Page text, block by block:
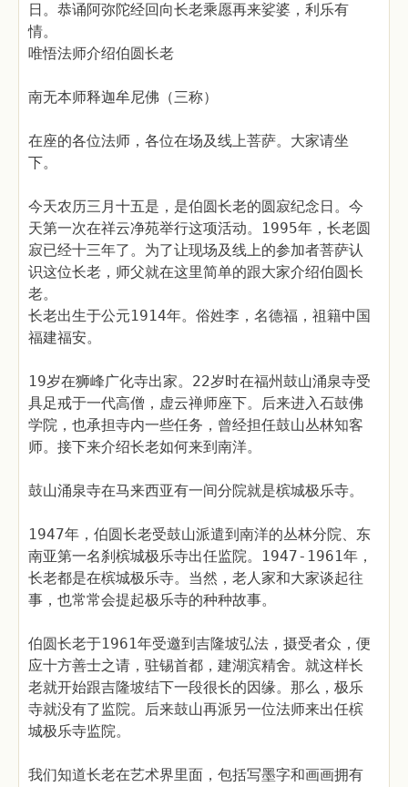
日。恭诵阿弥陀经回向长老乘愿再来娑婆，利乐有
情。
唯悟法师介绍伯圆长老
南无本师释迦牟尼佛（三称）
在座的各位法师，各位在场及线上菩萨。大家请坐
下。
今天农历三月十五是，是伯圆长老的圆寂纪念日。今
天第一次在祥云净苑举行这项活动。1995年，长老圆
寂已经十三年了。为了让现场及线上的参加者菩萨认
识这位长老，师父就在这里简单的跟大家介绍伯圆长
老。
长老出生于公元1914年。俗姓李，名德福，祖籍中国
福建福安。
19岁在狮峰广化寺出家。22岁时在福州鼓山涌泉寺受
具足戒于一代高僧，虚云禅师座下。后来进入石鼓佛
学院，也承担寺内一些任务，曾经担任鼓山丛林知客
师。接下来介绍长老如何来到南洋。
鼓山涌泉寺在马来西亚有一间分院就是槟城极乐寺。
1947年，伯圆长老受鼓山派遣到南洋的丛林分院、东
南亚第一名刹槟城极乐寺出任监院。1947-1961年，
长老都是在槟城极乐寺。当然，老人家和大家谈起往
事，也常常会提起极乐寺的种种故事。
伯圆长老于1961年受邀到吉隆坡弘法，摄受者众，便
应十方善士之请，驻锡首都，建湖滨精舍。就这样长
老就开始跟吉隆坡结下一段很长的因缘。那么，极乐
寺就没有了监院。后来鼓山再派另一位法师来出任槟
城极乐寺监院。
我们知道长老在艺术界里面，包括写墨字和画画拥有